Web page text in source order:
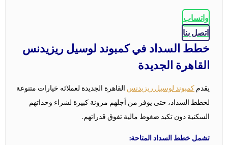
واتساب
اتصل بنا
خطط السداد في كمبوند لوسيل ريزيدنس
القاهرة الجديدة
يقدمكمبوند لوسيل ريزيدنسالقاهرة الجديدة لعملائه خيارات متنوعة
لخطط السداد، حتى يوفر من أجلهم مرونة كبيرة لشراء وحداتهم
السكنية دون تكبد ضغوط مالية تفوق قدراتهم.
تشمل خطط السداد المتاحة: